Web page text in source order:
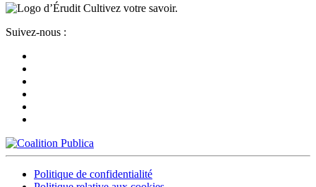
Cultivez votre savoir.
Suivez-nous :
Politique de confidentialité